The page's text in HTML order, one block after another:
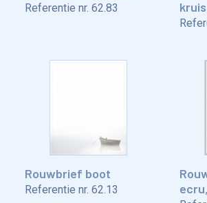
Referentie nr. 62.83
Rouwbrief boot
Referentie nr. 62.13